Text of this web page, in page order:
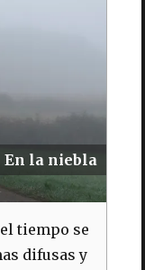
En la niebla
tiempo se
difusas y